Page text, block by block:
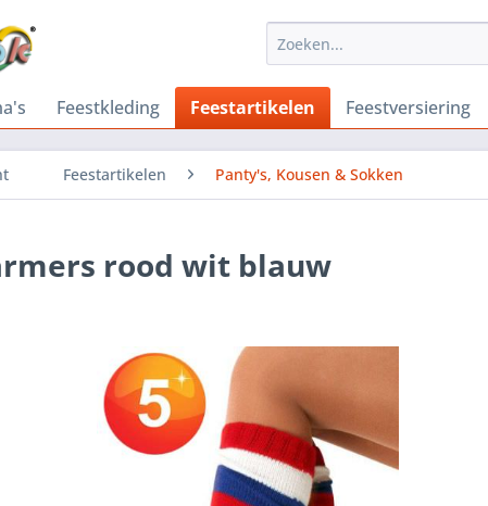
Feestkleding Feestartikelen Feestversiering
Feestartikelen Panty's, Kousen & Sokken
rood wit blauw